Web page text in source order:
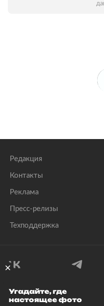
Редакция
Контакты
Реклама
Пресс-релизы
Техподдержка
© 1999–2026
Угадайте, где
настоящее фото